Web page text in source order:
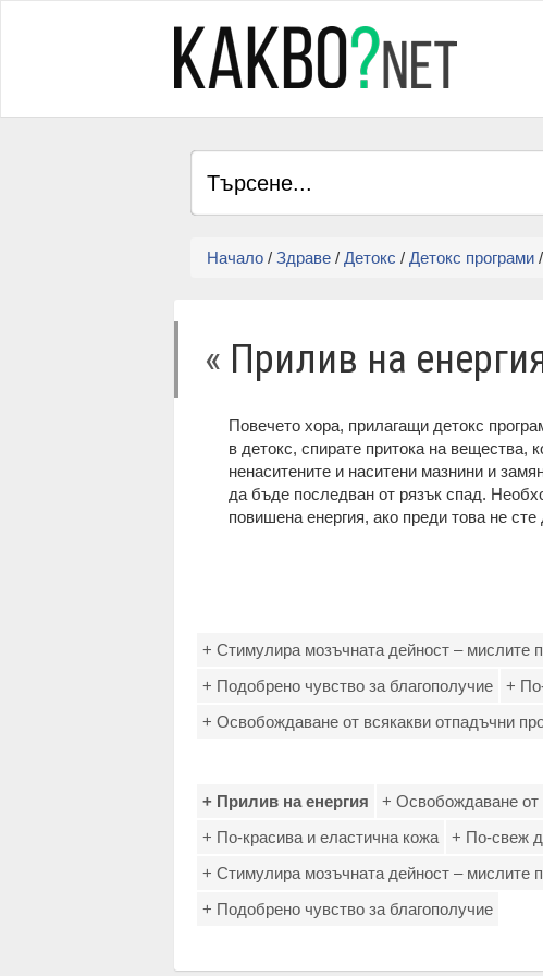
Начало / Здраве / Детокс / Детокс програми
« Прилив на
Повечето хора, прилагащи детокс
в детокс, спирате притока на вещества,
ненаситените и наситени мазнини и
да бъде последван от рязък спад.
повишена енергия, ако преди това не
+ Стимулира мозъчната дейност – мислите
+ Подобрено чувство за благополучие
+
+ Освобождаване от всякакви отпадъчни
+ Прилив на енергия + Освобождаване от
+ По-красива и еластична кожа
+ По-свеж
+ Стимулира мозъчната дейност – мислите
+ Подобрено чувство за благополучие